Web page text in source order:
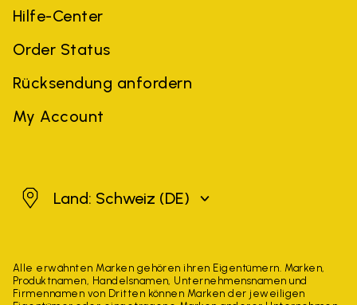
Hilfe-Center
Order Status
Rücksendung anfordern
My Account
SchweizLand: Schweiz (DE)
Alle erwähnten Marken gehören ihren Eigentümern. Marken,
Produktnamen, Handelsnamen, Unternehmensnamen und
Firmennamen von Dritten können Marken der jeweiligen